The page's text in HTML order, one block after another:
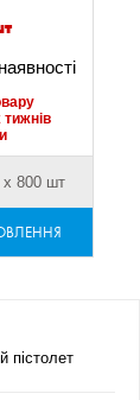
тижнів
х 800 шт
пістолет